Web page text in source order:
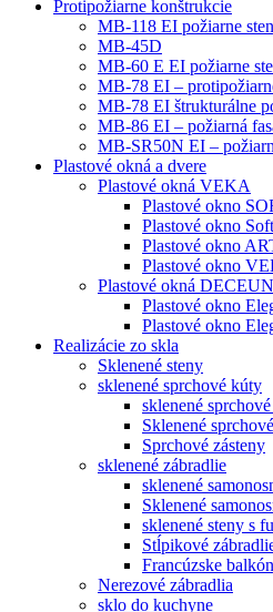
Protipožiarne konštrukcie
MB-118 EI požiarne
MB-45D
MB-60 E EI požiarne
MB-78 EI –
MB-78 EI štrukturálne
MB-86 EI – požiarná
MB-SR50N EI –
Plastové okná a dvere
Plastové okná VEKA
Plastové okno
Plastové okno
Plastové okno
Plastové okno
Plastové okná
Plastové okno
Plastové okno
Realizácie zo skla
Sklenené steny
sklenené sprchové kúty
sklenené
Sklenené
Sprchové zásteny
sklenené zábradlie
sklenené
Sklenené
sklenené steny s
Stĺpikové
Francúzske
Nerezové zábradlia
sklo do kuchyne